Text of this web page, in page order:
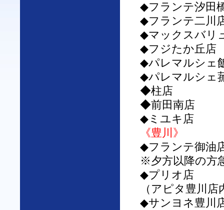
◆フランテ汐田
◆フランテ二川
◆マックスバリ
◆フジたか丘店
◆パレマルシェ
◆パレマルシェ
◆柱店
◆前田南店
◆ミユキ店
《豊川》
◆フランテ御
※夕方以降の方
◆プリオ店
（アピタ豊川店
◆サンヨネ豊